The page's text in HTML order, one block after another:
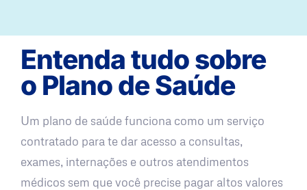
Entenda tudo sobre
o Plano de Saúde
Um plano de saúde funciona como um serviço
contratado para te dar acesso a consultas,
exames, internações e outros atendimentos
médicos sem que você precise pagar altos valores